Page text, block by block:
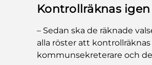
Kontrollräknas igen
– Sedan ska de räknade
alla röster att
kommunsekreterare och